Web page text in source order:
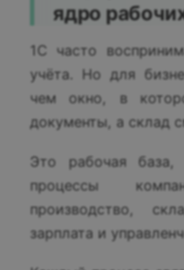
ядро
1С часто
учёта. Но для
чем окно, в
документы, а склад
Это рабочая база,
процессы
производство,
зарплата и